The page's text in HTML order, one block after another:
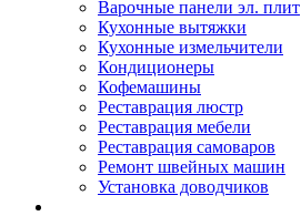
Варочные панели эл. плит
Кухонные вытяжки
Кухонные измельчители
Кондиционеры
Кофемашины
Реставрация люстр
Реставрация мебели
Реставрация самоваров
Ремонт швейных машин
Установка доводчиков